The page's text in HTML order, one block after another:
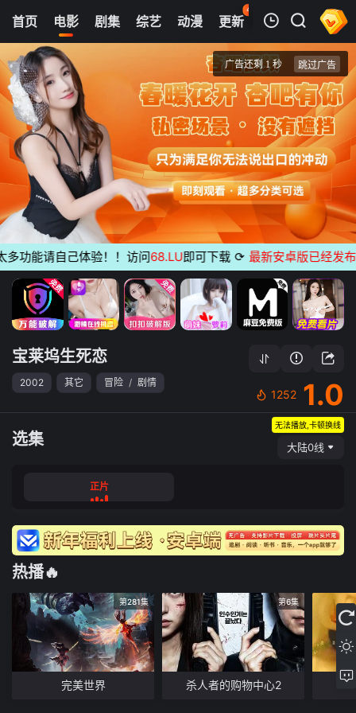
首页 电影 剧集 综艺 动漫 更新
46
热榜 APP
正片
宝莱坞生死恋
清空
功能请自己体验！！访问68.LU即可下载 ⟳ 最新安卓版已经发布
宝莱坞生死恋
2002 其它 冒险 / 剧情
1252 1.0
选集
无法播放,卡顿换线
大陆0线
正片
热播🔥
第281集
完美世界
第6集
杀人者的购物中心2